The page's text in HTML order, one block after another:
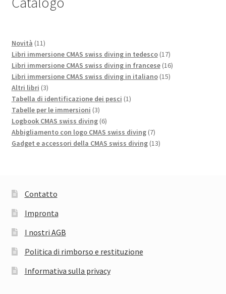
Novità 1111
prodotti
Libri immersione CMAS swiss diving in tedesco 1717
prodotti
Libri immersione CMAS swiss diving in francese 1616
Libri immersione CMAS swiss diving in italiano 1515
Altri libri 33
prodotti
Tabella di identificazione dei pesci 11
Tabelle per le immersioni 33
prodotti
Logbook CMAS swiss diving 66
prodotti
Abbigliamento con logo CMAS swiss diving 77
prodotti
Gadget e accessori della CMAS swiss diving 1313
Contatto
Impronta
I nostri AGB
Politica di rimborso e restituzione
Informativa sulla privacy